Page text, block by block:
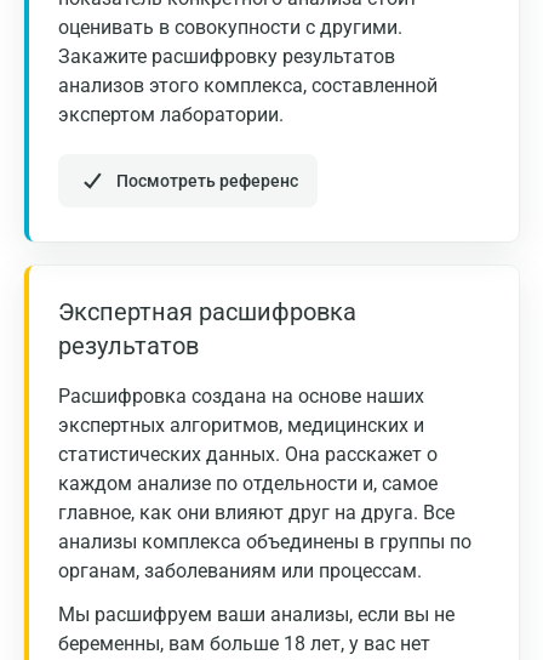
оценивать в совокупности с другими.
Закажите расшифровку результатов
анализов этого комплекса, составленной
экспертом лаборатории.
Посмотреть референс
женщины
8,7 -
27,0
< 6,0
ОЖСС,
44,7 -
мкг/л:
мужчины
женщины
150
< 20
Экспертная расшифровка
результатов
Расшифровка создана на основе наших
экспертных алгоритмов, медицинских и
статистических данных. Она расскажет о
каждом анализе по отдельности и, самое
главное, как они влияют друг на друга. Все
анализы комплекса объединены в группы по
органам, заболеваниям или процессам.
Мы расшифруем ваши анализы, если вы не
беременны, вам больше 18 лет, у вас нет
Нижний Новгород
Казань
Альметьевск
Барнаул
Брянск
Великий Новгород
Видное
Владимир
Волгоград
Волжский